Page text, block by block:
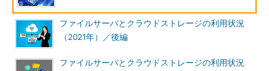
ファイルサーバとクラウドストレージの利用状況
（2021年）／後編
ファイルサーバとクラウドストレージの利用状況